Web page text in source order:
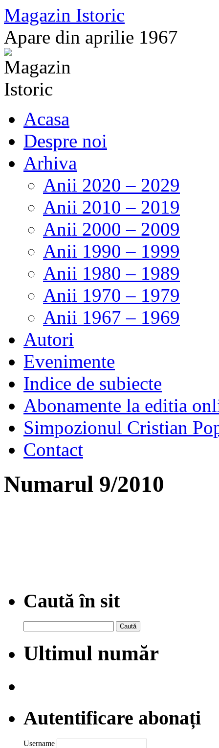
Sari
la
conținut
Magazin Istoric
Apare din aprilie 1967
Acasa
Despre noi
Arhiva
Anii 2020 – 2029
Anii 2010 – 2019
Anii 2000 – 2009
Anii 1990 – 1999
Anii 1980 – 1989
Anii 1970 – 1979
Anii 1967 – 1969
Autori
Evenimente
Indice de subiecte
Abonamente la editia
Simpozionul Cristian
Contact
Numarul 9/2010
Caută în sit
după:
Ultimul număr
Autentificare abonați
Username